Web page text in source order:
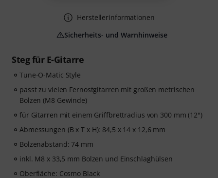
Steg für E-Gitarre
Tune-O-Matic Style
passt zu vielen Fernostgitarren mit großen metrischen
Bolzen (M8 Gewinde)
für Gitarren mit einem Griffbrettradius von 300 mm (12")
Abmessungen (B x T x H): 84,5 x 14 x 12,6 mm
Bolzenabstand: 74 mm
inkl. M8 x 33,5 mm Bolzen und Einschlaghülsen
Oberfläche: Cosmo Black
Herstellerinformationen
Sicherheits- und Warnhinweise